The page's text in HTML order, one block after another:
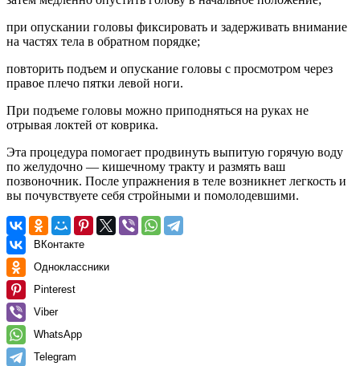
при опускании головы фиксировать и задерживать внимание
на частях тела в обратном порядке;
повторить подъем и опускание головы с просмотром через
правое плечо пятки левой ноги.
При подъеме головы можно приподняться на руках не
отрывая локтей от коврика.
Эта процедура помогает продвинуть выпитую горячую воду
по желудочно — кишечному тракту и размять ваш
позвоночник. После упражнения в теле возникнет легкость и
вы почувствуете себя стройными и помолодевшими.
ВКонтакте
Одноклассники
Pinterest
Viber
WhatsApp
Telegram